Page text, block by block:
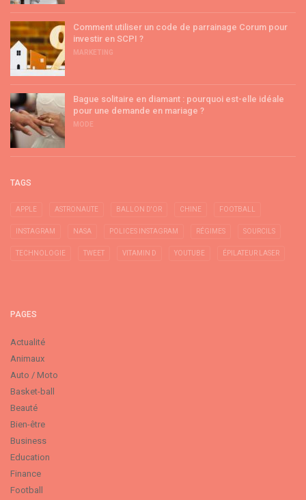
Comment utiliser un code de parrainage Corum pour
investir en SCPI ?
MARKETING
Bague solitaire en diamant : pourquoi est-elle idéale
pour une demande en mariage ?
MODE
TAGS
APPLE ASTRONAUTE BALLON D'OR CHINE FOOTBALL
INSTAGRAM NASA POLICES INSTAGRAM RÉGIMES SOURCILS
TECHNOLOGIE TWEET VITAMIN D YOUTUBE ÉPILATEUR LASER
PAGES
Actualité
Animaux
Auto / Moto
Basket-ball
Beauté
Bien-être
Business
Education
Finance
Football